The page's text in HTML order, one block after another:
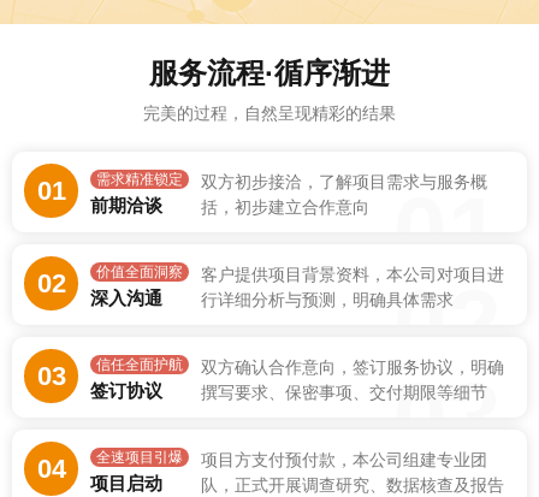
服务流程·循序渐进
完美的过程，自然呈现精彩的结果
01 需求精准锁定
前期洽谈
双方初步接洽，了解项目需求与服务概
括，初步建立合作意向
02 价值全面洞察
深入沟通
客户提供项目背景资料，本公司对项目进
行详细分析与预测，明确具体需求
02
03 信任全面护航
签订协议
双方确认合作意向，签订服务协议，明确
撰写要求、保密事项、交付期限等细节
03
04 全速项目引爆
项目启动
项目方支付预付款，本公司组建专业团
队，正式开展调查研究、数据核查及报告